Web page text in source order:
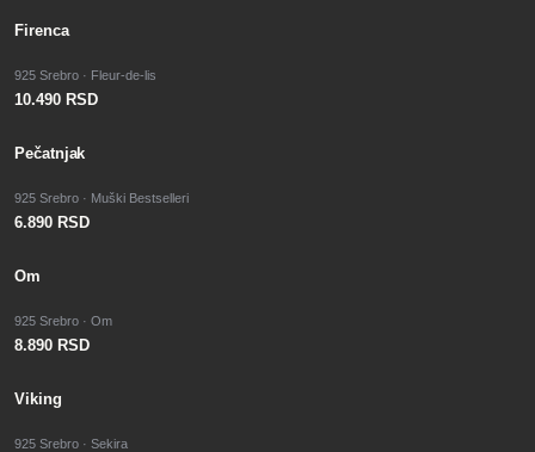
Firenca
925 Srebro · Fleur-de-lis
10.490 RSD
Pečatnjak
925 Srebro · Muški Bestselleri
6.890 RSD
Om
925 Srebro · Om
8.890 RSD
Viking
925 Srebro · Sekira